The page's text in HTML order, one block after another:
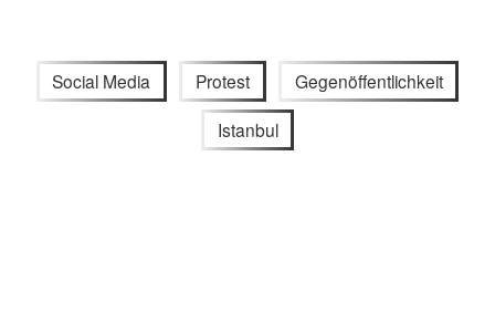
Social Media Protest Gegenöffentlichkeit
Istanbul